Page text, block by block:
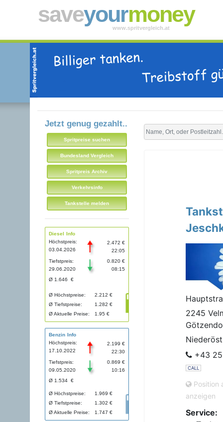
saveyourmoney
www.spritvergleich.at
Jetzt genug gezahlt..
Spritpreise suchen
Bundesland Vergleich
Spritpreis Archiv
Verkehrsinfo
Tankstelle melden
Diesel Info
Höchstpreis:
03.04.2026
2.472 €
22:05
Tiefstpreis:
29.06.2020
0.820 €
08:15
Ø 1.646 €
Ø Höchstpreise:
Ø Tiefstpreise:
Ø Aktuelle Preise:
2.212 €
1.282 €
1.95 €
Benzin Info
Höchstpreis:
17.10.2022
2.199 €
22:30
Tiefstpreis:
09.05.2020
0.869 €
10:16
Ø 1.534 €
Ø Höchstpreise:
Ø Tiefstpreise:
Ø Aktuelle Preise:
1.969 €
1.302 €
1.747 €
2245
+43
CALL
Position
anzeigen
Service: